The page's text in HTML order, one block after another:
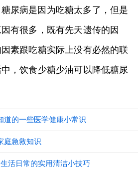
尿病是因为吃糖太多了，但是
有很多，既有先天遗传的因
素跟吃糖实际上没有必然的联
，饮食少糖少油可以降低糖尿
道的一些医学健康小常识
庭急救知识
活日常的实用清洁小技巧